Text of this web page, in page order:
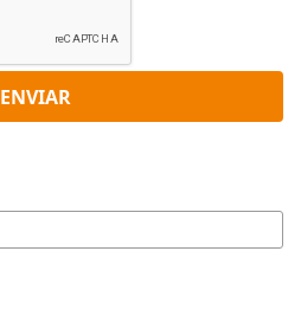
ENVIAR